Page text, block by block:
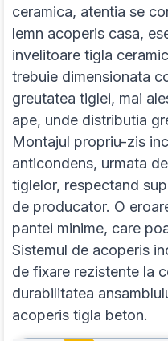
ceramica, atentia se
lemn acoperis casa,
invelitoare tigla
trebuie dimensionata
greutatea tiglei, mai
ape, unde distributia
Montajul propriu-zis
anticondens, urmata
tiglelor, respectand
de producator. O
pantei minime, care
Sistemul de acoperis
de fixare rezistente la
durabilitatea
acoperis tigla beton.